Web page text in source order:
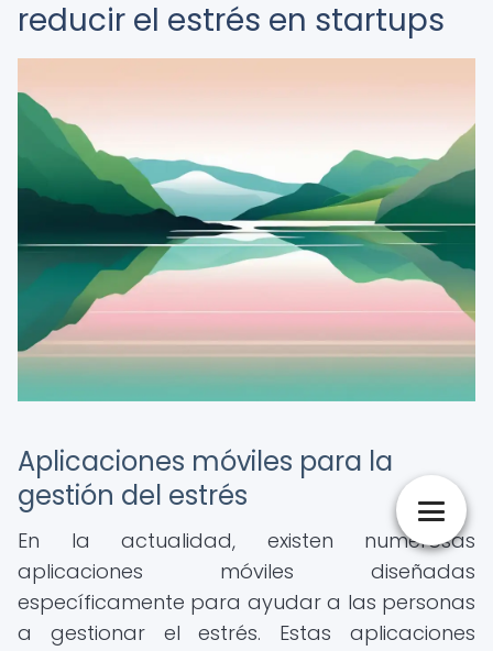
reducir el estrés en startups
Aplicaciones móviles para la
gestión del estrés
En la actualidad, existen numerosas
aplicaciones móviles diseñadas
específicamente para ayudar a las personas
a gestionar el estrés. Estas aplicaciones